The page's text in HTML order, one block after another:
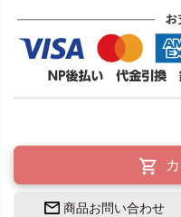
商品お問い合わせ